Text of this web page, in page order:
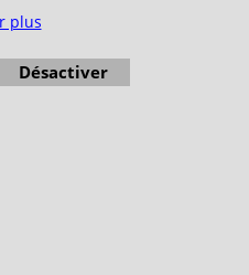
plus
Désactiver